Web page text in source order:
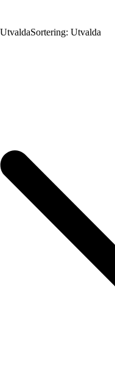
UtvaldaSortering: Utvalda